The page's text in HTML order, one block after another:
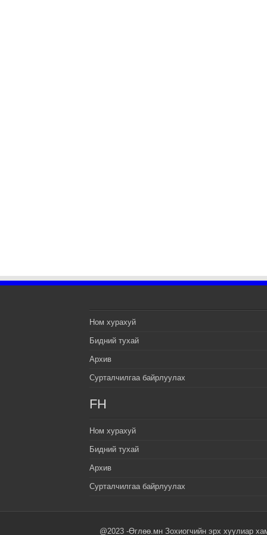
Ном хурахуй
Бидний тухай
Архив
Сурталчилгаа байрлуулах
FH
Ном хурахуй
Бидний тухай
Архив
Сурталчилгаа байрлуулах
@2023 -Өглөө.мн Зохиогчийн эрх хуулиар